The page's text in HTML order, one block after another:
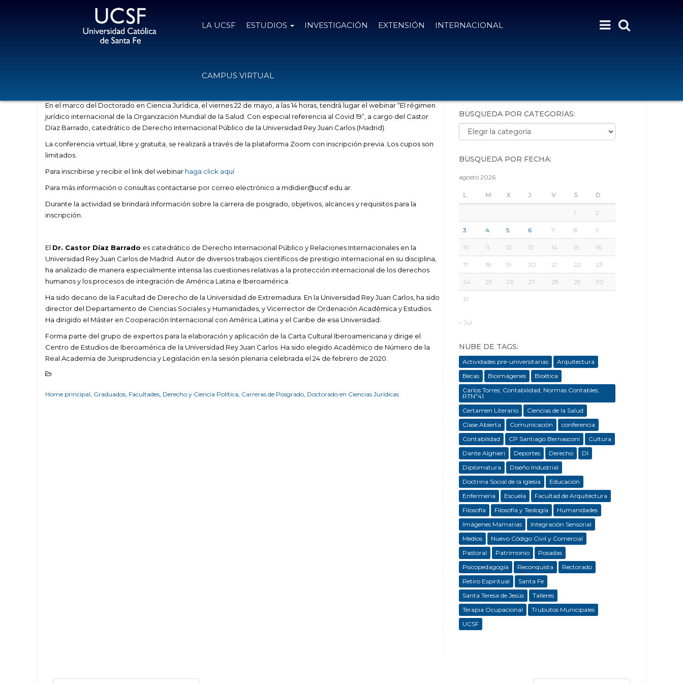
LA UCSF ESTUDIOS INVESTIGACIÓN EXTENSIÓN INTERNACIONAL
CAMPUS VIRTUAL
En el marco del Doctorado en Ciencia Jurídica, el viernes 22 de mayo, a las 14 horas, tendrá lugar el webinar “El régimen
jurídico internacional de la Organización Mundial de la Salud. Con especial referencia al Covid 19”, a cargo del Castor
Díaz Barrado, catedrático de Derecho Internacional Público de la Universidad Rey Juan Carlos (Madrid).
La conferencia virtual, libre y gratuita, se realizará a través de la plataforma Zoom con inscripción previa. Los cupos son
limitados.
Para inscribirse y recibir el link del webinar haga click aquí
Para más información o consultas contactarse por correo electrónico a mdidier@ucsf.edu.ar.
Durante la actividad se brindará información sobre la carrera de posgrado, objetivos, alcances y requisitos para la
inscripción.
El Dr. Castor Díaz Barrado es catedrático de Derecho Internacional Público y Relaciones Internacionales en la
Universidad Rey Juan Carlos de Madrid. Autor de diversos trabajos científicos de prestigio internacional en su disciplina,
ha analizado de manera especialmente intensa las cuestiones relativas a la protección internacional de los derechos
humanos y los procesos de integración de América Latina e Iberoamérica.
Ha sido decano de la Facultad de Derecho de la Universidad de Extremadura. En la Universidad Rey Juan Carlos, ha sido
director del Departamento de Ciencias Sociales y Humanidades, y Vicerrector de Ordenación Académica y Estudios.
Ha dirigido el Máster en Cooperación Internacional con América Latina y el Caribe de esa Universidad.
Forma parte del grupo de expertos para la elaboración y aplicación de la Carta Cultural Iberoamericana y dirige el
Centro de Estudios de Iberoamérica de la Universidad Rey Juan Carlos. Ha sido elegido Académico de Número de la
Real Academia de Jurisprudencia y Legislación en la sesión plenaria celebrada el 24 de febrero de 2020.
Home principal, Graduados, Facultades, Derecho y Ciencia Política, Carreras de Posgrado, Doctorado en Ciencias Jurídicas
BÚSQUEDA POR CATEGORÍAS:
Búsqueda por categorías:
BÚSQUEDA POR FECHA:
agosto 2026
L M X J V S D
1 2
3 4 5 6 7 8 9
10 11 12 13 14 15 16
17 18 19 20 21 22 23
24 25 26 27 28 29 30
31
« Jul
NUBE DE TAGS:
Actividades pre-universitarias
Arquitectura
Becas
Bioimágenes
Bioética
Carlos Torres; Contabilidad; Normas Contables;
RTNº41
Certamen Literario
Ciencias de la Salud
Clase Abierta
Comunicación
conferencia
Contabilidad
CP Santiago Bernasconi
Cultura
Dante Alghieri
Deportes Derecho
DI
Diplomatura
Diseño Industrial
Doctrina Social de la Iglesia
Educación
Enfermeria
Escuela
Facultad de Arquitectura
Filosofía
Filosofía y Teología
Humanidades
Imágenes Mamarias
Integración Sensorial
Medios
Nuevo Código Civil y Comercial
Pastoral
Patrimonio
Posadas
Psicopedagogía
Reconquista
Rectorado
Retiro Espiritual
Santa Fe
Santa Teresa de Jesús
Talleres
Terapia Ocupacional
Trubutos Municipales
UCSF